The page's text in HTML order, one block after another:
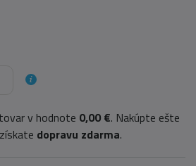
v hodnote 0,00 €. Nakúpte ešte
dopravu zdarma.